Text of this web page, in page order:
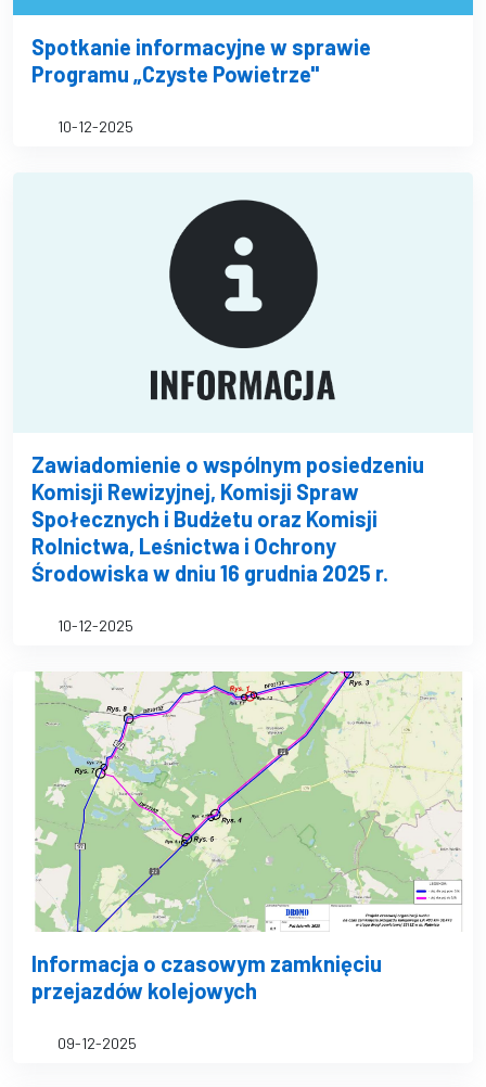
Spotkanie informacyjne w sprawie
Programu „Czyste Powietrze"
10-12-2025
Zawiadomienie o wspólnym posiedzeniu
Komisji Rewizyjnej, Komisji Spraw
Społecznych i Budżetu oraz Komisji
Rolnictwa, Leśnictwa i Ochrony
Środowiska w dniu 16 grudnia 2025 r.
10-12-2025
Informacja o czasowym zamknięciu
przejazdów kolejowych
09-12-2025